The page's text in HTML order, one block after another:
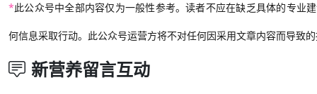
*此公众号中全部内容仅为一般性参考。读者不应在缺乏具体的专业
何信息采取行动。此公众号运营方将不对任何因采用文章内容而导致
新营养留言互动